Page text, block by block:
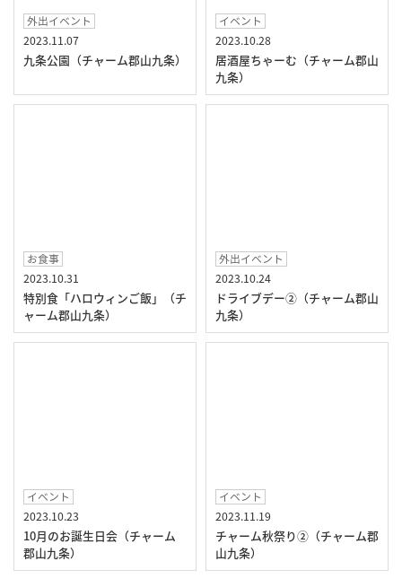
外出イベント
2023.11.07
九条公園（チャーム郡山九条）
イベント
2023.10.28
居酒屋ちゃーむ（チャーム郡山
九条）
お食事
2023.10.31
特別食「ハロウィンご飯」（チ
ャーム郡山九条）
外出イベント
2023.10.24
ドライブデー②（チャーム郡山
九条）
イベント
2023.10.23
10月のお誕生日会（チャーム
郡山九条）
イベント
2023.11.19
チャーム秋祭り②（チャーム郡
山九条）